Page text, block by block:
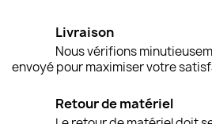
Livraison
Nous vérifions
envoyé pour maximiser votre
Retour de matériel